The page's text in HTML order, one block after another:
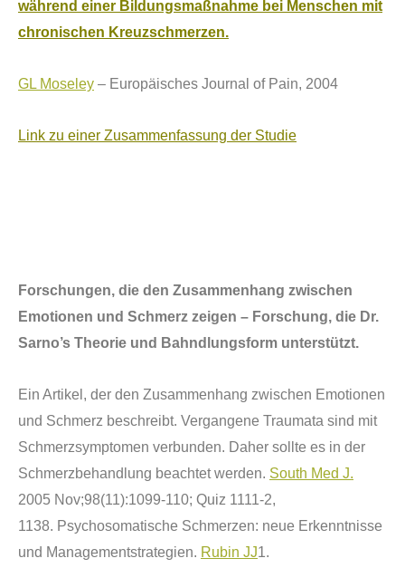
während einer Bildungsmaßnahme bei Menschen mit
chronischen Kreuzschmerzen.
GL Moseley – Europäisches Journal of Pain, 2004
Link zu einer Zusammenfassung der Studie
Forschungen, die den Zusammenhang zwischen
Emotionen und Schmerz zeigen – Forschung, die Dr.
Sarno’s Theorie und Bahndlungsform unterstützt.
Ein Artikel, der den Zusammenhang zwischen Emotionen
und Schmerz beschreibt. Vergangene Traumata sind mit
Schmerzsymptomen verbunden. Daher sollte es in der
Schmerzbehandlung beachtet werden. South Med J.
2005 Nov;98(11):1099-110; Quiz 1111-2,
1138. Psychosomatische Schmerzen: neue Erkenntnisse
und Managementstrategien. Rubin JJ1.